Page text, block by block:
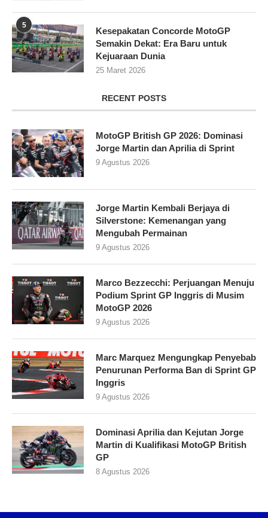
5
Kesepakatan Concorde MotoGP
Semakin Dekat: Era Baru untuk
Kejuaraan Dunia
25 Maret 2026
RECENT POSTS
MotoGP British GP 2026: Dominasi
Jorge Martin dan Aprilia di Sprint
9 Agustus 2026
Jorge Martin Kembali Berjaya di
Silverstone: Kemenangan yang
Mengubah Permainan
9 Agustus 2026
Marco Bezzecchi: Perjuangan Menuju
Podium Sprint GP Inggris di Musim
MotoGP 2026
9 Agustus 2026
Marc Marquez Mengungkap Penyebab
Penurunan Performa Ban di Sprint GP
Inggris
9 Agustus 2026
Dominasi Aprilia dan Kejutan Jorge
Martin di Kualifikasi MotoGP British
GP
8 Agustus 2026